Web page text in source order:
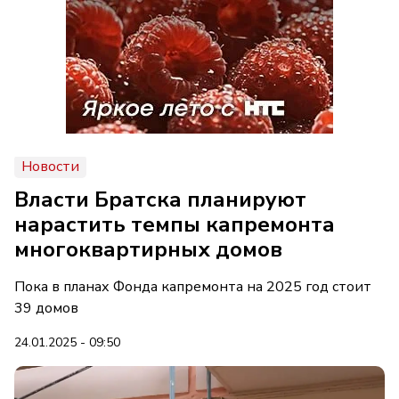
Новости
Власти Братска планируют
нарастить темпы капремонта
многоквартирных домов
Пока в планах Фонда капремонта на 2025 год стоит
39 домов
24.01.2025 - 09:50